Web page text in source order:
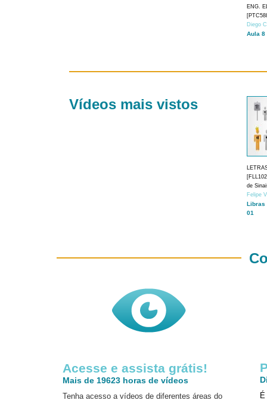
ENG.
Diego
Aula 8
Vídeos mais vistos
de
Felipe
Libras
01
Acesse e assista grátis!
Mais de 19623 horas de vídeos
Tenha acesso a vídeos de diferentes áreas do